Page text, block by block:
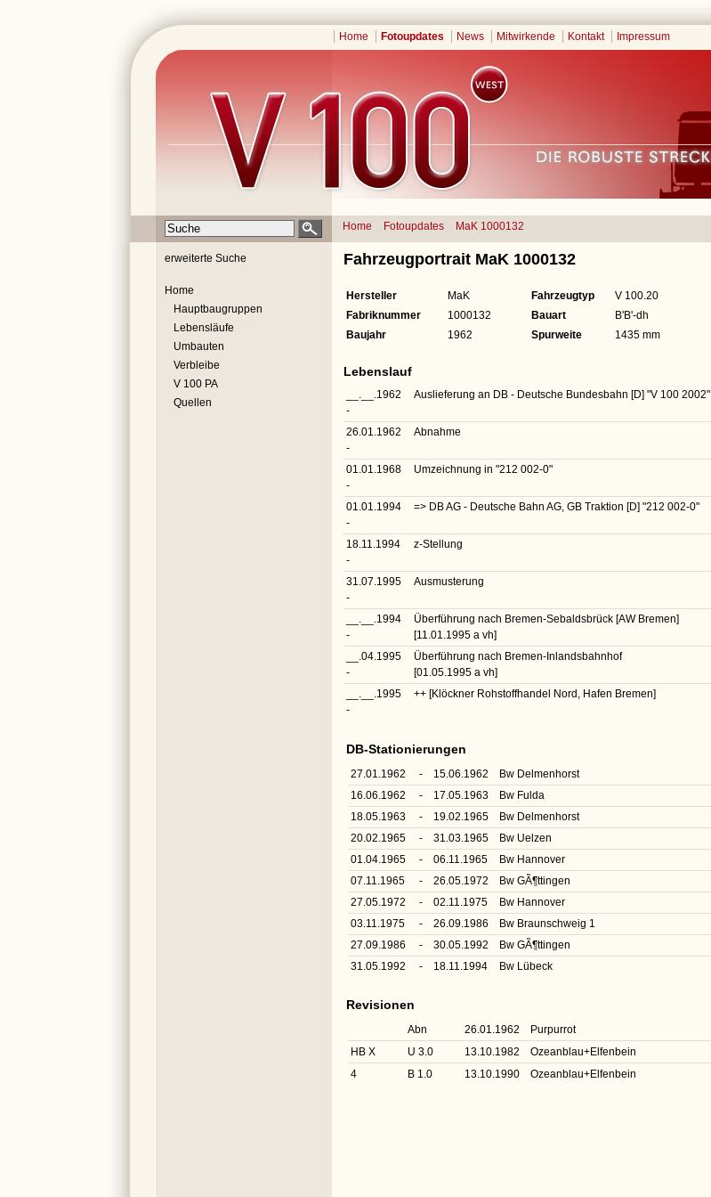
Home Fotoupdates News Mitwirkende Kontakt Impressum
Home Fotoupdates MaK 1000132
erweiterte Suche
Home
Hauptbaugruppen
Lebensläufe
Umbauten
Verbleibe
V 100 PA
Quellen
Fahrzeugportrait MaK 1000132
Hersteller MaK Fahrzeugtyp
V 100.20
Fabriknummer
1000132 Bauart
B'B'-dh
Baujahr
1962 Spurweite 1435 mm
Lebenslauf
__.__.1962
-
Auslieferung an DB - Deutsche Bundesbahn [D] "V 100 2002"
26.01.1962
-
Abnahme
01.01.1968
-
Umzeichnung in "212 002-0"
01.01.1994
-
=> DB AG - Deutsche Bahn AG, GB Traktion [D] "212 002-0"
18.11.1994
-
z-Stellung
31.07.1995
-
Ausmusterung
__.__.1994
-
Überführung nach Bremen-Sebaldsbrück [AW Bremen]
[11.01.1995 a vh]
__.04.1995
-
Überführung nach Bremen-Inlandsbahnhof
[01.05.1995 a vh]
__.__.1995
-
++ [Klöckner Rohstoffhandel Nord, Hafen Bremen]
DB-Stationierungen
27.01.1962 - 15.06.1962
Bw Delmenhorst
16.06.1962
- 17.05.1963
Bw Fulda
18.05.1963
- 19.02.1965
Bw Delmenhorst
20.02.1965
- 31.03.1965
Bw Uelzen
01.04.1965
- 06.11.1965
Bw Hannover
07.11.1965
- 26.05.1972
Bw GÃ¶ttingen
27.05.1972
- 02.11.1975
Bw Hannover
03.11.1975
- 26.09.1986
Bw Braunschweig 1
27.09.1986
- 30.05.1992
Bw GÃ¶ttingen
31.05.1992
- 18.11.1994 Bw Lübeck
Revisionen
Abn 26.01.1962
Purpurrot
HB X
U 3.0 13.10.1982
Ozeanblau+Elfenbein
4
B 1.0 13.10.1990 Ozeanblau+Elfenbein